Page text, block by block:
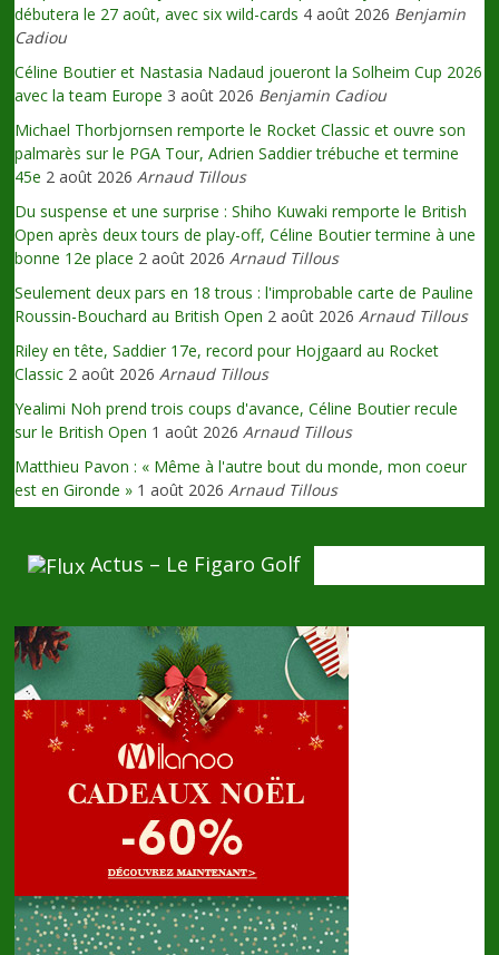
débutera le 27 août, avec six wild-cards 4 août 2026 Benjamin
Cadiou
Céline Boutier et Nastasia Nadaud joueront la Solheim Cup 2026
avec la team Europe 3 août 2026 Benjamin Cadiou
Michael Thorbjornsen remporte le Rocket Classic et ouvre son
palmarès sur le PGA Tour, Adrien Saddier trébuche et termine
45e 2 août 2026 Arnaud Tillous
Du suspense et une surprise : Shiho Kuwaki remporte le British
Open après deux tours de play-off, Céline Boutier termine à une
bonne 12e place 2 août 2026 Arnaud Tillous
Seulement deux pars en 18 trous : l'improbable carte de Pauline
Roussin-Bouchard au British Open 2 août 2026 Arnaud Tillous
Riley en tête, Saddier 17e, record pour Hojgaard au Rocket
Classic 2 août 2026 Arnaud Tillous
Yealimi Noh prend trois coups d'avance, Céline Boutier recule
sur le British Open 1 août 2026 Arnaud Tillous
Matthieu Pavon : « Même à l'autre bout du monde, mon coeur
est en Gironde » 1 août 2026 Arnaud Tillous
Actus – Le Figaro Golf